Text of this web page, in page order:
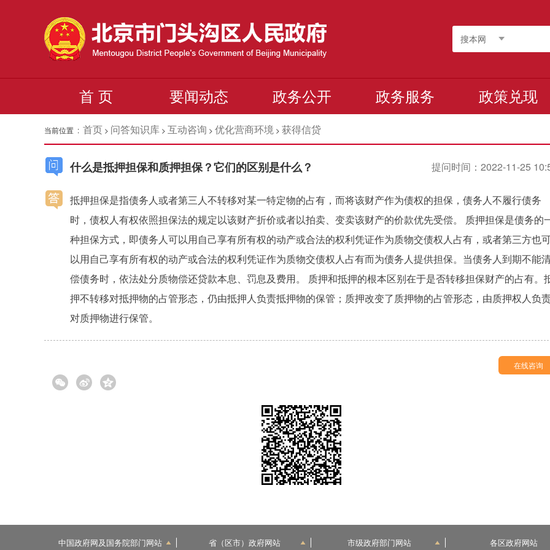
搜本网
首 页 要闻动态 政务公开 政务服务 政策兑现
当前位置 : 首页 > 问答知识库 > 互动咨询 > 优化营商环境 > 获得信贷
提问时间：2022-11-25
什么是抵押担保和质押担保？它们的区别是什么？
抵押担保是指债务人或者第三人不转移对某一特定物的占有，而将该财产作为债权的担保，债务人不履行债务
时，债权人有权依照担保法的规定以该财产折价或者以拍卖、变卖该财产的价款优先受偿。 质押担保是债务的
种担保方式，即债务人可以用自己享有所有权的动产或合法的权利凭证作为质物交债权人占有，或者第三方也
以用自己享有所有权的动产或合法的权利凭证作为质物交债权人占有而为债务人提供担保。当债务人到期不能
偿债务时，依法处分质物偿还贷款本息、罚息及费用。 质押和抵押的根本区别在于是否转移担保财产的占有。
押不转移对抵押物的占管形态，仍由抵押人负责抵押物的保管；质押改变了质押物的占管形态，由质押权人负
对质押物进行保管。
在线咨询
中国政府网及国务院部门网站 省（区市）政府网站 市级政府部门网站 各区政府网站